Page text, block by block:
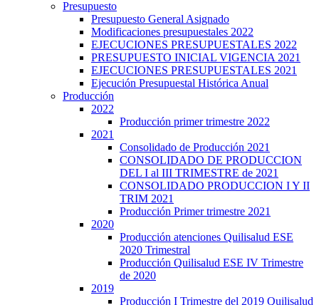
Presupuesto
Presupuesto General Asignado
Modificaciones presupuestales 2022
EJECUCIONES PRESUPUESTALES 2022
PRESUPUESTO INICIAL VIGENCIA 2021
EJECUCIONES PRESUPUESTALES 2021
Ejecución Presupuestal Histórica Anual
Producción
2022
Producción primer trimestre 2022
2021
Consolidado de Producción 2021
CONSOLIDADO DE PRODUCCION
DEL I al III TRIMESTRE de 2021
CONSOLIDADO PRODUCCION I Y II
TRIM 2021
Producción Primer trimestre 2021
2020
Producción atenciones Quilisalud ESE
2020 Trimestral
Producción Quilisalud ESE IV Trimestre
de 2020
2019
Producción I Trimestre del 2019 Quilisalud